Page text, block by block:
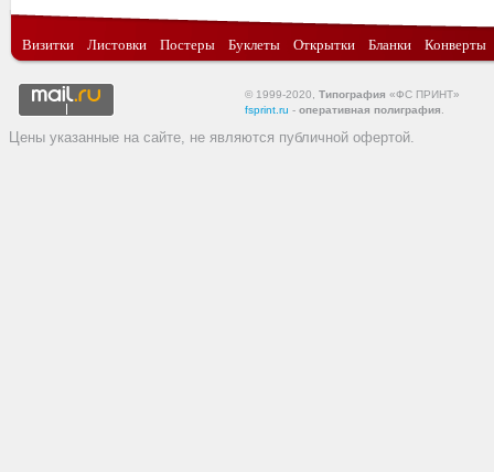
Визитки Листовки Постеры Буклеты Открытки Бланки Конверты
© 1999-2020, Типография «ФС ПРИНТ»
fsprint.ru - оперативная полиграфия
Цены указанные на сайте, не являются публичной офертой.